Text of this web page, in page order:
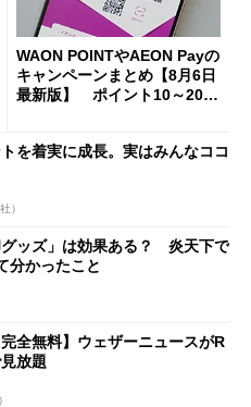
WAON POINTやAEON Payの
キャンペーンまとめ【8月6日
最新版】 ポイント10～20倍
を着実に成長。実はみんなココ
）
グッズ」は効果ある？ 炎天下で
分かったこと
完全無料】ウェザーニュースがR
放題